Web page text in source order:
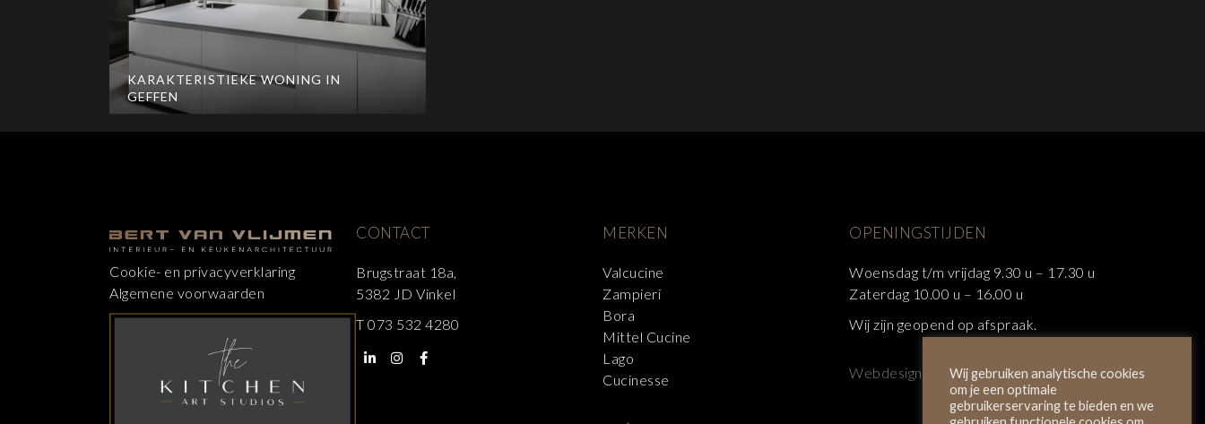
KARAKTERISTIEKE WONING IN
GEFFEN
Cookie- en privacyverklaring
Algemene voorwaarden
CONTACT
Brugstraat 18a,
5382 JD Vinkel
T 073 532 4280
MERKEN
Valcucine
Zampieri
Bora
Mittel Cucine
Lago
Cucinesse
OPENINGSTIJDEN
Woensdag t/m vrijdag 9.30 u – 17.30 u
Zaterdag 10.00 u – 16.00 u
Wij zijn geopend op afspraak.
Webdesign: Next Step 2026
Wij gebruiken analytische cookies
om je een optimale
gebruikerservaring te bieden en we